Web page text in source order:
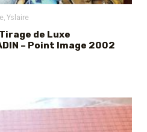
Yslaire
Tirage de Luxe
– Point Image 2002